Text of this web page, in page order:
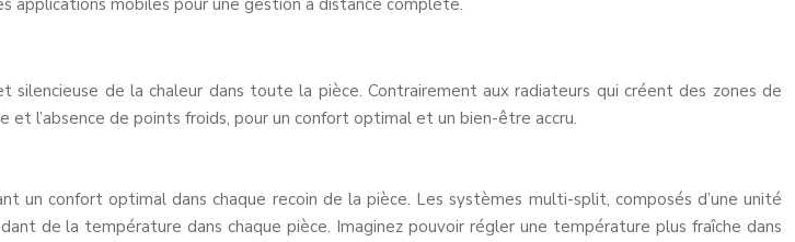
applications mobiles pour une gestion à distance complète.
de la chaleur dans toute la pièce. Contrairement aux radiateurs qui créent des zones de
l’absence de points froids, pour un confort optimal et un bien-être accru.
un confort optimal dans chaque recoin de la pièce. Les systèmes multi-split, composés d’une unité
de la température dans chaque pièce. Imaginez pouvoir régler une température plus fraîche dans